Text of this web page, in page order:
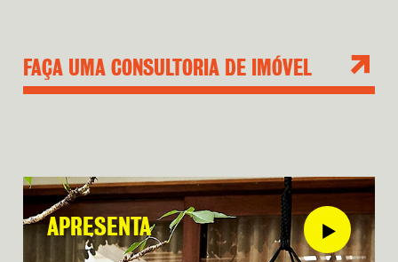
FAÇA UMA CONSULTORIA DE IMÓVEL
APRESENTA